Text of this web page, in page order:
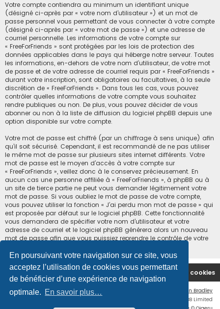
En poursuivant votre navigation sur ce site, vous
acceptez l’utilisation de cookies vous permettant
de bénéficier d’une expérience de navigation
optimale. En savoir plus…
Votre compte contiendra au minimum un identifiant unique
(désigné ci-après par « votre nom d’utilisateur ») et un mot de
passe personnel vous permettant de vous connecter à votre compte
(désigné ci-après par « votre mot de passe ») et une adresse de
courriel personnelle. Les informations de votre compte sur
« FreeForFriends » sont protégées par les lois de protection des
données applicables dans le pays qui héberge notre serveur. Toutes
les informations, en-dehors de votre nom d’utilisateur, de votre mot
de passe et de votre adresse de courriel requis par « FreeForFriends »
durant votre inscription, sont obligatoires ou facultatives, à la seule
discrétion de « FreeForFriends ». Dans tous les cas, vous pouvez
contrôler quelles informations de votre compte vous souhaitez
rendre publiques ou non. De plus, vous pouvez décider de vous
abonner ou non à la liste de diffusion du logiciel phpBB depuis une
option disponible sur votre compte.
Votre mot de passe est chiffré (par un chiffrage à sens unique) afin
qu’il soit sécurisé. Cependant, il est recommandé de ne pas utiliser
le même mot de passe sur plusieurs sites internet différents. Votre
mot de passe est le moyen d’accès à votre compte sur
« FreeForFriends », veillez donc à le conservez précieusement. En
aucun cas une personne affiliée à « FreeForFriends », à phpBB ou à
un site de tierce partie ne peut vous demander légitimement votre
mot de passe. Si vous oubliez le mot de passe de votre compte,
vous pouvez utiliser la fonction « J’ai perdu mon mot de passe » qui
est proposée par défaut sur le logiciel phpBB. Cette fonctionnalité
vous demandera de spécifier votre nom d’utilisateur et votre
adresse de courriel et le logiciel phpBB générera alors un nouveau
mot de passe afin que vous puissiez reprendre le contrôle de votre
Accueil du forum Supprimer les cookies
Ian Bradley
® Forum Software © phpBB Limited